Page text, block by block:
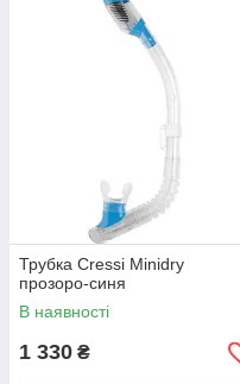
Трубка Cressi Minidry
прозоро-синя
В наявності
1 330 ₴